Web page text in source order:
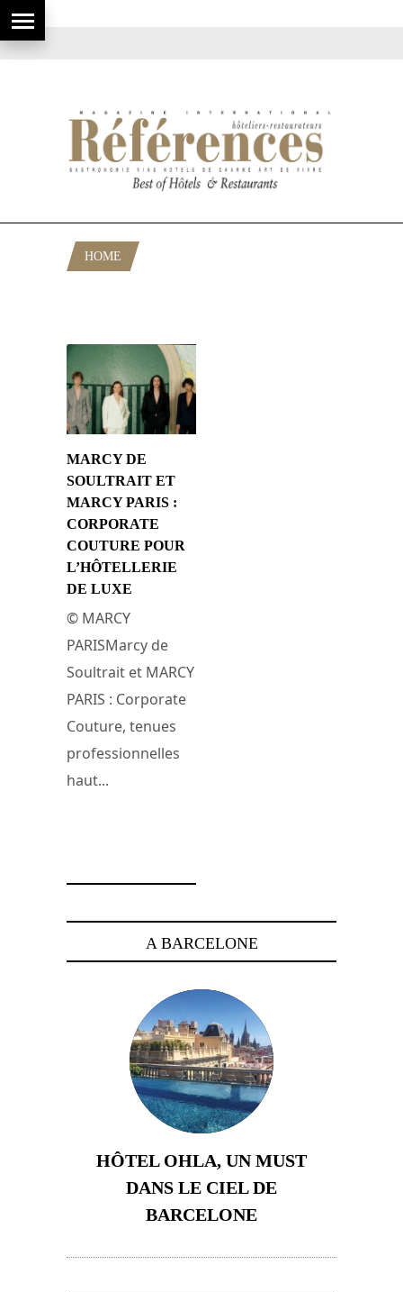
HOME
MARCY DE
SOULTRAIT ET
MARCY PARIS :
CORPORATE
COUTURE POUR
L’HÔTELLERIE
DE LUXE
© MARCY
PARISMarcy de
Soultrait et MARCY
PARIS : Corporate
Couture, tenues
professionnelles
haut...
A BARCELONE
HÔTEL OHLA, UN MUST
DANS LE CIEL DE
BARCELONE